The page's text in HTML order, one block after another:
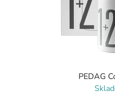
PEDAG